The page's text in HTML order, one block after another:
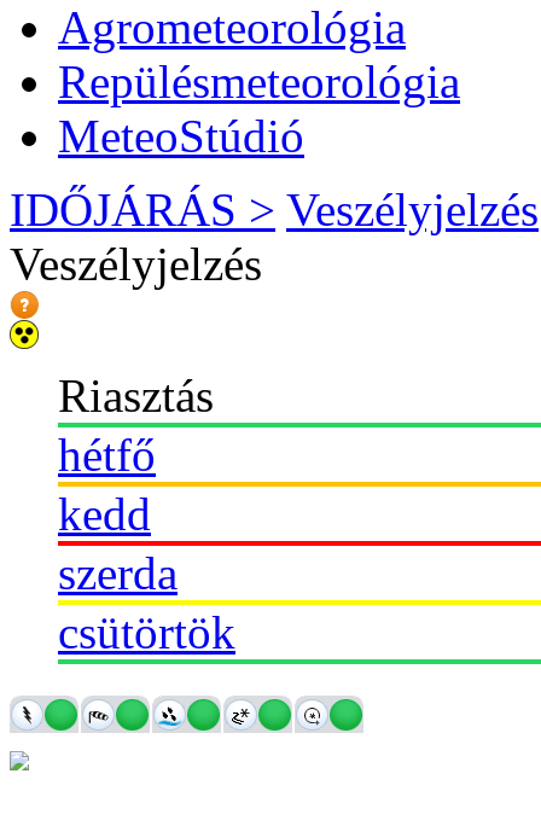
Agrometeorológia
Repülésmeteorológia
MeteoStúdió
IDŐJÁRÁS > Veszélyjelzés
Veszélyjelzés
Riasztás
hétfő
kedd
szerda
csütörtök